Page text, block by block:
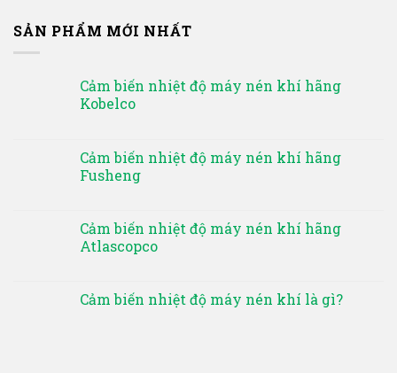
SẢN PHẨM MỚI NHẤT
Cảm biến nhiệt độ máy nén khí hãng
Kobelco
Cảm biến nhiệt độ máy nén khí hãng
Fusheng
Cảm biến nhiệt độ máy nén khí hãng
Atlascopco
Cảm biến nhiệt độ máy nén khí là gì?